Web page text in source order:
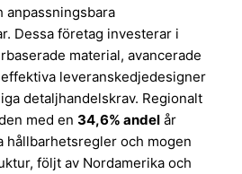
anpassningsbara
Dessa företag investerar i
material, avancerade
leveranskedjedesigner
detaljhandelskrav. Regionalt
med en34,6% andel år
hållbarhetsregler och mogen
följt av Nordamerika och